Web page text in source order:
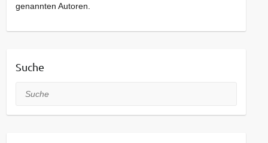
genannten Autoren.
Suche
Suche